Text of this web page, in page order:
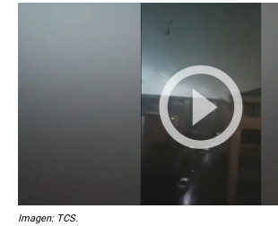
Imagen: TCS.